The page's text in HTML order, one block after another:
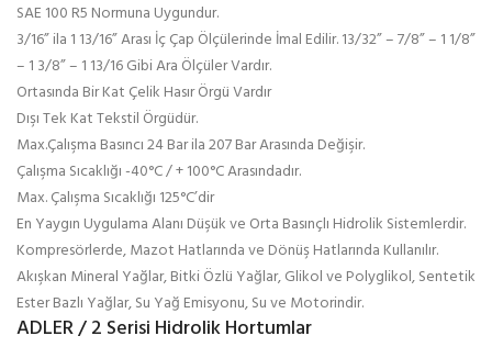
SAE 100 R5 Normuna Uygundur.
3/16” ila 1 13/16” Arası İç Çap Ölçülerinde İmal Edilir. 13/32” – 7/8” – 1 1/8”
– 1 3/8” – 1 13/16 Gibi Ara Ölçüler Vardır.
Ortasında Bir Kat Çelik Hasır Örgü Vardır
Dışı Tek Kat Tekstil Örgüdür.
Max.Çalışma Basıncı 24 Bar ila 207 Bar Arasında Değişir.
Çalışma Sıcaklığı -40°C / + 100°C Arasındadır.
Max. Çalışma Sıcaklığı 125°C’dir
En Yaygın Uygulama Alanı Düşük ve Orta Basınçlı Hidrolik Sistemlerdir.
Kompresörlerde, Mazot Hatlarında ve Dönüş Hatlarında Kullanılır.
Akışkan Mineral Yağlar, Bitki Özlü Yağlar, Glikol ve Polyglikol, Sentetik
Ester Bazlı Yağlar, Su Yağ Emisyonu, Su ve Motorindir.
ADLER / 2 Serisi Hidrolik Hortumlar